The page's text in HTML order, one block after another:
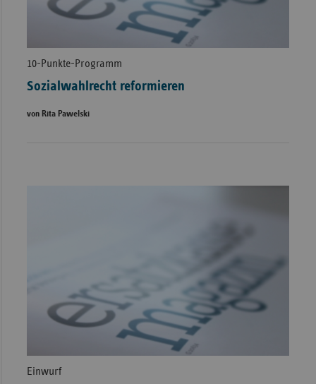
10-Punkte-Programm
Sozialwahlrecht reformieren
von Rita Pawelski
Einwurf